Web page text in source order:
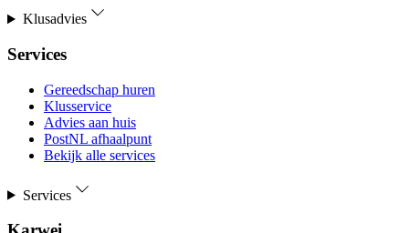
Klusadvies
Services
Gereedschap huren
Klusservice
Advies aan huis
PostNL afhaalpunt
Bekijk alle services
Services